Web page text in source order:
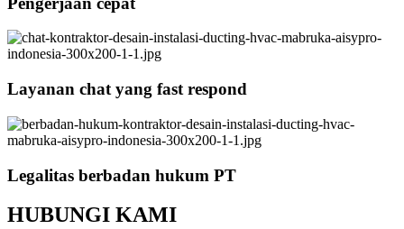
Layanan chat yang fast respond
Legalitas berbadan hukum PT
HUBUNGI KAMI